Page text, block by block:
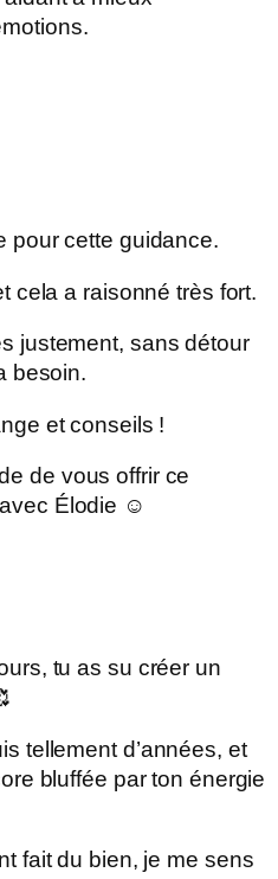
pour cette guidance.
cela a raisonné très fort.
justement, sans détour
besoin.
et conseils !
de vous offrir ce
Élodie ☺️
tu as su créer un
tellement d’années, et
bluffée par ton énergie
fait du bien, je me sens